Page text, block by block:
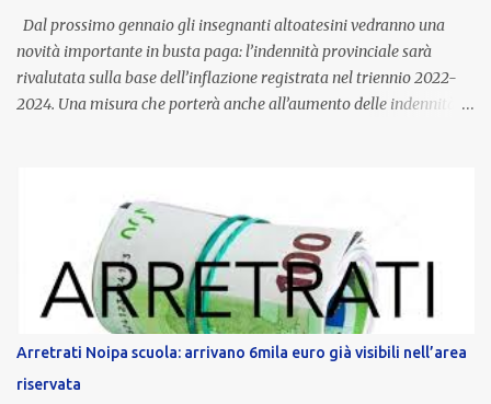
Dal prossimo gennaio gli insegnanti altoatesini vedranno una
novità importante in busta paga: l’indennità provinciale sarà
rivalutata sulla base dell’inflazione registrata nel triennio 2022-
2024. Una misura che porterà anche all’aumento delle indennità di
dedicato alle donne vittime di violenza di genere, in linea con la
normativa nazionale e con l’obiettivo di offrire maggiore tutela e
supporto in situazioni delicate. L’indennità provinciale per i docenti
è un unicum in Italia: si tratta di una misura esclusiva della
Provincia autonoma di Bolzano, che integra in maniera stabile lo
stipendio nazionale grazie alle prerogative garantite
dall’autonomia locale. Non è un bonus temporaneo né un
compenso accessorio, ma una voce strutturale di retribuzione,
Arretrati Noipa scuola: arrivano 6mila euro già visibili nell’area
riservata